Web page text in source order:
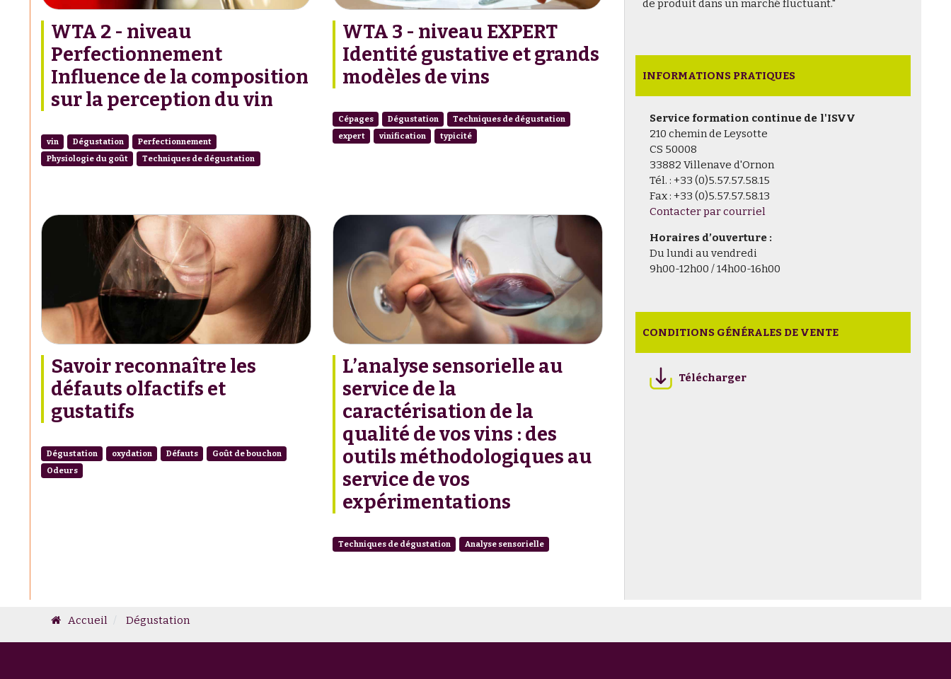
WTA 2 - niveau
Perfectionnement
Influence de la composition
sur la perception du vin
vin Dégustation
Perfectionnement
Physiologie du goût
Techniques de dégustation
WTA 3 - niveau EXPERT
Identité gustative et grands
modèles de vins
Cépages Dégustation
Techniques de dégustation
expert
vinification typicité
Savoir reconnaître les
défauts olfactifs et
gustatifs
Dégustation oxydation Défauts
Goût de bouchon
Odeurs
L’analyse sensorielle au
service de la
caractérisation de la
qualité de vos vins : des
outils méthodologiques au
service de vos
expérimentations
Techniques de dégustation Analyse sensorielle
de produit dans un marché fluctuant."
INFORMATIONS PRATIQUES
Service formation continue de l'ISVV
210 chemin de Leysotte
CS 50008
33882 Villenave d'Ornon
Tél. : +33 (0)5.57.57.58.15
Fax : +33 (0)5.57.57.58.13
Contacter par courriel
Horaires d’ouverture :
Du lundi au vendredi
9h00-12h00 / 14h00-16h00
CONDITIONS GÉNÉRALES DE VENTE
Télécharger
Accueil Dégustation